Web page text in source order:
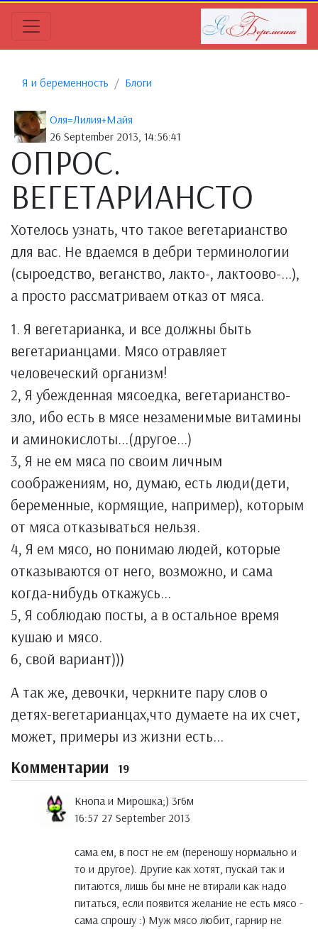
Я и беременность Блоги
Оля=Лилия+Майя
26 September 2013, 14:56:41
ОПРОС.
ВЕГЕТАРИАНСТО
Хотелось узнать, что такое вегетарианство
для вас. Не вдаемся в дебри терминологии
(сыроедство, веганство, лакто-, лактоово-...),
а просто рассматриваем отказ от мяса.
1. Я вегетарианка, и все должны быть
вегетарианцами. Мясо отравляет
человеческий организм!
2, Я убежденная мясоедка, вегетарианство-
зло, ибо есть в мясе незаменимые витамины
и аминокислоты...(другое...)
3, Я не ем мяса по своим личным
соображениям, но, думаю, есть люди(дети,
беременные, кормящие, например), которым
от мяса отказываться нельзя.
4, Я ем мясо, но понимаю людей, которые
отказываются от него, возможно, и сама
когда-нибудь откажусь...
5, Я соблюдаю посты, а в остальное время
кушаю и мясо.
6, свой вариант)))
А так же, девочки, черкните пару слов о
детях-вегетарианцах,что думаете на их счет,
может, примеры из жизни есть...
Комментарии 19
Кнопа и Мирошка;) 3г6м
16:57 27 September 2013
сама ем, в пост не ем (переношу нормально и
то и другое). Другие как хотят, пускай так и
питаются, лишь бы мне не втирали как надо
питаться, если появится желание не есть мясо -
сама спрошу :) Муж мясо любит, гарнир не